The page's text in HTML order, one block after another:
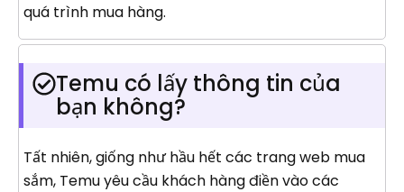
quá trình mua hàng.
Temu có lấy thông tin của
bạn không?
Tất nhiên, giống như hầu hết các trang web mua
sắm, Temu yêu cầu khách hàng điền vào các